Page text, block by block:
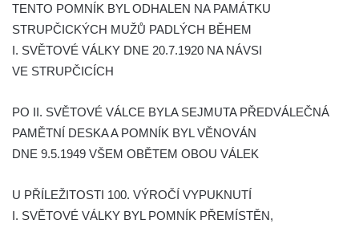
Pamětní deska 240 MILES TO FREEDOM u
pomníku obětem válek na náměstí J. V.
Kamarýta ve Velešíně
náměstí J. V. Kamarýta ve Velešíně
Pomník obětem 1. a 2. světové války v
Římově
hřbitově v Římově
Pomník obětem 1. světové války v Dolním
TENTO POMNÍK BYL ODHALEN NA PAMÁTKU
STRUPČICKÝCH MUŽŮ PADLÝCH BĚHEM
I. SVĚTOVÉ VÁLKY DNE 20.7.1920 NA NÁVSI
VE STRUPČICÍCH
PO II. SVĚTOVÉ VÁLCE BYLA SEJMUTA PŘEDVÁLEČNÁ
PAMĚTNÍ DESKA A POMNÍK BYL VĚNOVÁN
DNE 9.5.1949 VŠEM OBĚTEM OBOU VÁLEK
U PŘÍLEŽITOSTI 100. VÝROČÍ VYPUKNUTÍ
I. SVĚTOVÉ VÁLKY BYL POMNÍK PŘEMÍSTĚN,